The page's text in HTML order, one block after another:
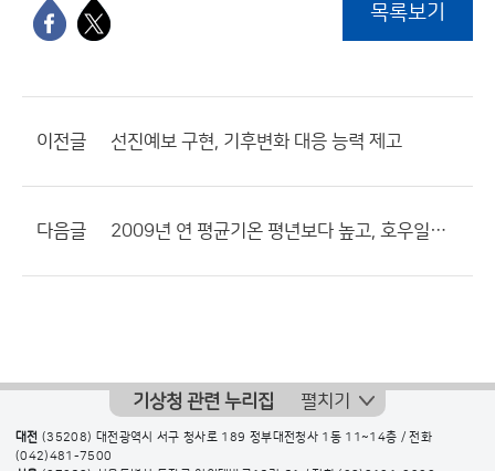
목록보기
이전글 선진예보 구현, 기후변화 대응 능력 제고
다음글 2009년 연 평균기온 평년보다 높고, 호우일수 증가
기상청 관련 누리집 펼치기
대전 (35208) 대전광역시 서구 청사로 189 정부대전청사 1동 11~14층 / 전화
(042)481-7500